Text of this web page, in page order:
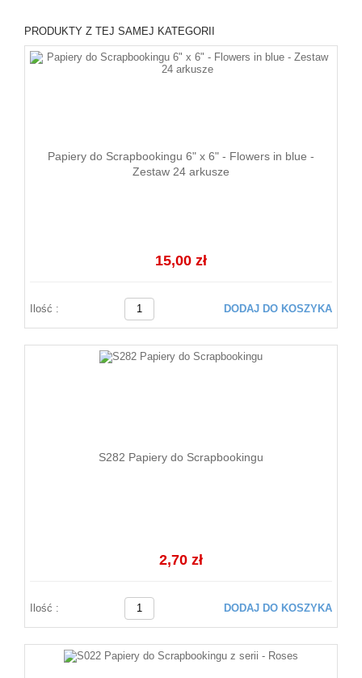
PRODUKTY Z TEJ SAMEJ KATEGORII
Papiery do Scrapbookingu 6" x 6" - Flowers in blue -
Zestaw 24 arkusze
15,00 zł
Ilość : DODAJ DO KOSZYKA
S282 Papiery do Scrapbookingu
2,70 zł
Ilość : DODAJ DO KOSZYKA